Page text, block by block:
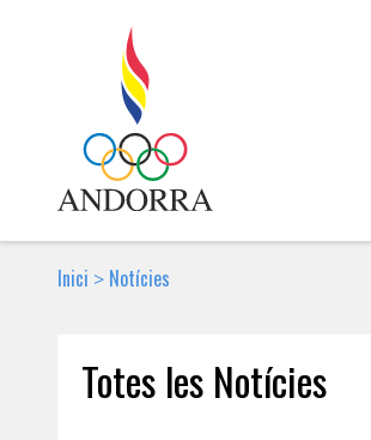
Inici > Notícies
Totes les Notícies